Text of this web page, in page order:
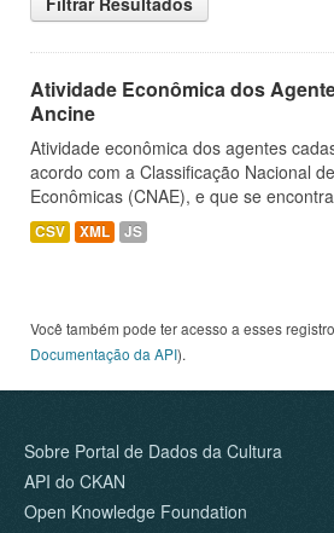
Atividade Econômica dos
Ancine
Atividade econômica dos agentes
acordo com a Classificação Nacional
Econômicas (CNAE), e que se
CSV XML JS
Você também pode ter acesso a esses
Documentação da API).
Sobre Portal de Dados da Cultura
API do CKAN
Open Knowledge Foundation